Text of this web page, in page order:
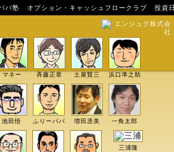
パ塾 オプション・キャッシュフロークラブ
投資
エンジュク株式会
社
マネー 斉藤正章 土屋賢三 浜口準之助
池田悟 ふりーパパ 増田丞美 一角太郎
三浦隆